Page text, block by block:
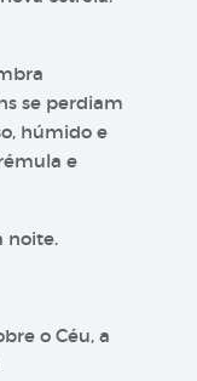
se perdiam
húmido e
e
noite.
o Céu, a